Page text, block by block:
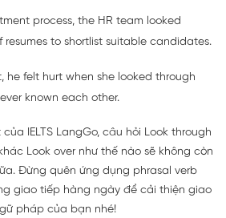
process, the HR team looked
resumes to shortlist suitable candidates.
he felt hurt when she looked through
known each other.
IELTS LangGo, câu hỏi Look through
Look over như thế nào sẽ không còn
Đừng quên ứng dụng phrasal verb
giao tiếp hàng ngày để cải thiện giao
pháp của bạn nhé!